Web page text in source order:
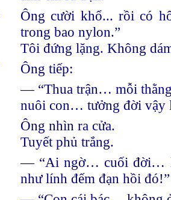
Ông cười khổ... rồi có
trong bao nylon.”
Tôi đứng lặng. Không
Ông tiếp:
— “Thua trận… mỗi
nuôi con… tưởng đời vậy
Ông nhìn ra cửa.
Tuyết phủ trắng.
— “Ai ngờ… cuối đời…
như lính đếm đạn hồi đó!”